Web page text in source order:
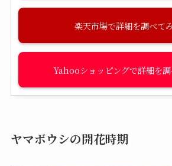
楽天市場
Yahooショッピング
ヤマボウシの開花時期